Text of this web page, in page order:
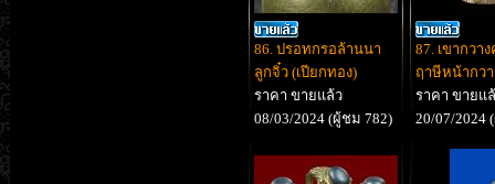
86. ปรอทกรอล้านนา
ลูกจิ๋ว (เปียกทอง)
ราคา ขายแล้ว
08/03/2024 (ผู้ชม 782)
87. เขากวา
ฤาษีหน้ากวา
ราคา ขายแ
20/07/2024